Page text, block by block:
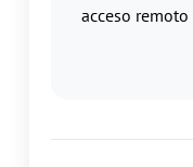
acceso